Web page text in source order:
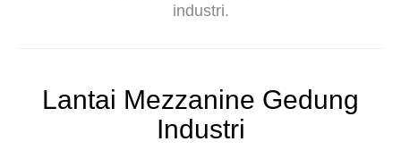
industri.
Lantai Mezzanine Gedung
Industri